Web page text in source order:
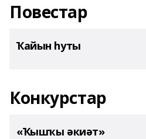
Повестар
Ҡайын һуты
Конкурстар
«Ҡышҡы әкиәт»